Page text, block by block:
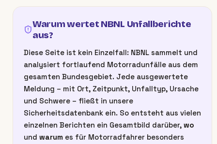
Warum wertet NBNL Unfallberichte
aus?
Diese Seite ist kein Einzelfall: NBNL sammelt und
analysiert fortlaufend Motorradunfälle aus dem
gesamten Bundesgebiet. Jede ausgewertete
Meldung – mit Ort, Zeitpunkt, Unfalltyp, Ursache
und Schwere – fließt in unsere
Sicherheitsdatenbank ein. So entsteht aus vielen
einzelnen Berichten ein Gesamtbild darüber, wo
und warum es für Motorradfahrer besonders